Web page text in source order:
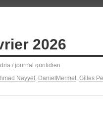
2026
/ journal quotidien
Nayyef, DanielMermet, Gilles